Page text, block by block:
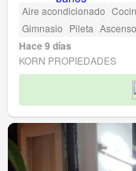
Aire acondicionado
Gimnasio Pileta
Hace 9 días
KORN PROPIEDADES